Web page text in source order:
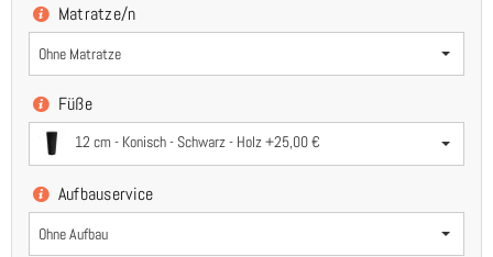
Matratze/n
Ohne Matratze
Füße
12 cm - Konisch - Schwarz - Holz +25,00 €
Aufbauservice
Ohne Aufbau